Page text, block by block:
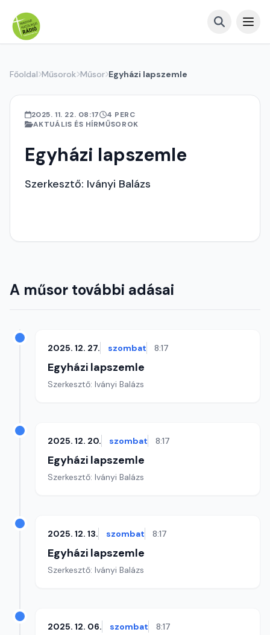
Főoldal Műsorok Műsor Egyházi lapszemle
2025. 11. 22. 08:17
4 PERC
AKTUÁLIS ÉS HÍRMŰSOROK
Egyházi lapszemle
Szerkesztő: Iványi Balázs
A műsor további adásai
2025. 12. 27. szombat 8:17
Egyházi lapszemle
Szerkesztő: Iványi Balázs
2025. 12. 20. szombat 8:17
Egyházi lapszemle
Szerkesztő: Iványi Balázs
2025. 12. 13. szombat 8:17
Egyházi lapszemle
Szerkesztő: Iványi Balázs
2025. 12. 06. szombat 8:17